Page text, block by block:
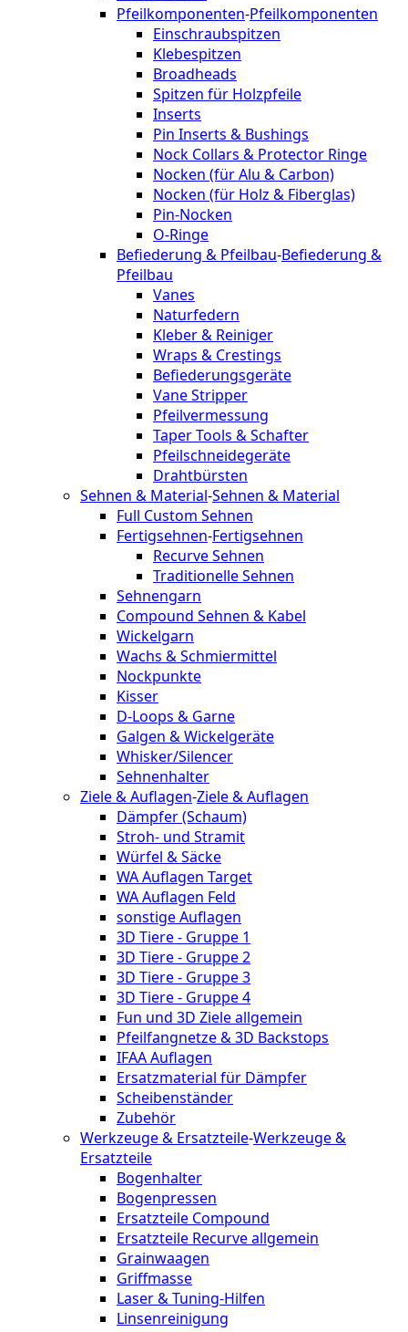
Pfeilkomponenten-Pfeilkomponenten
Einschraubspitzen
Klebespitzen
Broadheads
Spitzen für Holzpfeile
Inserts
Pin Inserts & Bushings
Nock Collars & Protector Ringe
Nocken (für Alu & Carbon)
Nocken (für Holz & Fiberglas)
Pin-Nocken
O-Ringe
Befiederung & Pfeilbau-Befiederung &
Pfeilbau
Vanes
Naturfedern
Kleber & Reiniger
Wraps & Crestings
Befiederungsgeräte
Vane Stripper
Pfeilvermessung
Taper Tools & Schafter
Pfeilschneidegeräte
Drahtbürsten
Sehnen & Material-Sehnen & Material
Full Custom Sehnen
Fertigsehnen-Fertigsehnen
Recurve Sehnen
Traditionelle Sehnen
Sehnengarn
Compound Sehnen & Kabel
Wickelgarn
Wachs & Schmiermittel
Nockpunkte
Kisser
D-Loops & Garne
Galgen & Wickelgeräte
Whisker/Silencer
Sehnenhalter
Ziele & Auflagen-Ziele & Auflagen
Dämpfer (Schaum)
Stroh- und Stramit
Würfel & Säcke
WA Auflagen Target
WA Auflagen Feld
sonstige Auflagen
3D Tiere - Gruppe 1
3D Tiere - Gruppe 2
3D Tiere - Gruppe 3
3D Tiere - Gruppe 4
Fun und 3D Ziele allgemein
Pfeilfangnetze & 3D Backstops
IFAA Auflagen
Ersatzmaterial für Dämpfer
Scheibenständer
Zubehör
Werkzeuge & Ersatzteile-Werkzeuge &
Ersatzteile
Bogenhalter
Bogenpressen
Ersatzteile Compound
Ersatzteile Recurve allgemein
Grainwaagen
Griffmasse
Laser & Tuning-Hilfen
Linsenreinigung